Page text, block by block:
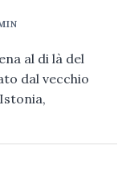
al di là del
dal vecchio